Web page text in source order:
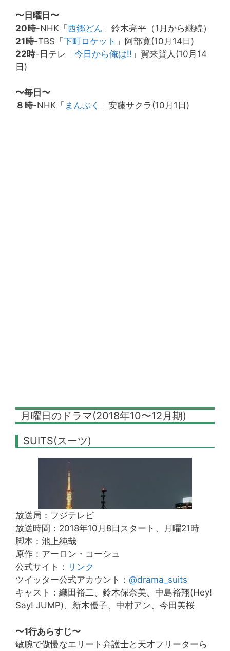
〜日曜日〜
20時-NHK「西郷どん 」鈴木亮平（1月から継続）
21時-TBS「下町ロケット 」阿部寛(10月14日)
22時-日テレ「今日から俺は!! 」賀来賢人(10月14
日)
〜毎日〜
８時-NHK「 まんぷく 」安藤サクラ(10月1日)
月曜日のドラマ(2018年10〜12月期)
SUITS(スーツ)
放送局：フジテレビ
放送時間：2018年10月8日スタート、月曜21時
脚本：池上純哉
原作：アーロン・コーシュ
公式サイト： リンク
ツイッター公式アカウント： @drama_suits
キャスト：織田裕二、鈴木保奈美、中島裕翔(Hey!
Say! JUMP)、新木優子、中村アン、今田美桜
〜1行あらすじ〜
敏腕で傲慢なエリート弁護士と天才フリーターら